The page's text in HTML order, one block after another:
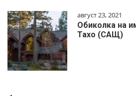
август 23, 2021
Обиколка на
Тахо (САЩ)